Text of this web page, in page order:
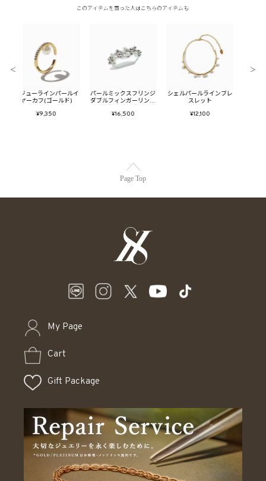
このアイテムを買った人はこちらのアイテムも
ビジューラインパールイ
ヤーカフ(ゴールド)
¥9,350
パールミックスフリンジ
ダブルフィンガーリング
¥16,500
シェルパールラインブレ
スレット
¥12,100
＜ ＞
Page Top
My Page
Cart
Gift Package